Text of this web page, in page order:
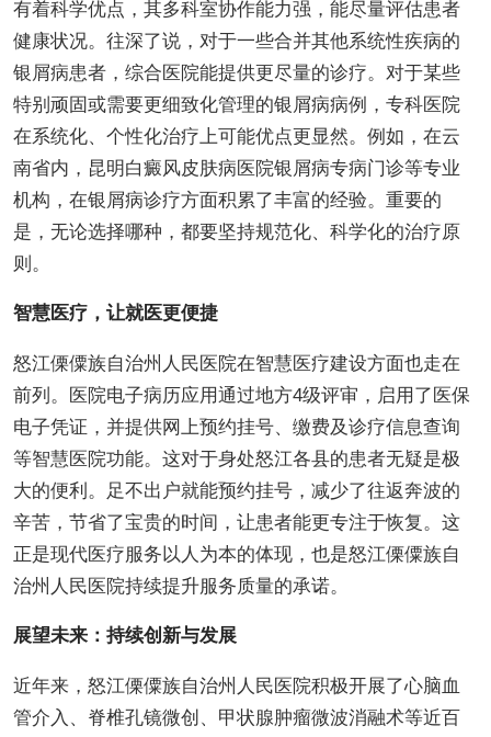
有着科学优点，其多科室协作能力强，能尽量评估患者
健康状况。往深了说，对于一些合并其他系统性疾病的
银屑病患者，综合医院能提供更尽量的诊疗。对于某些
特别顽固或需要更细致化管理的银屑病病例，专科医院
在系统化、个性化治疗上可能优点更显然。例如，在云
南省内，昆明白癜风皮肤病医院银屑病专病门诊等专业
机构，在银屑病诊疗方面积累了丰富的经验。重要的
是，无论选择哪种，都要坚持规范化、科学化的治疗原
则。
智慧医疗，让就医更便捷
怒江傈僳族自治州人民医院在智慧医疗建设方面也走在
前列。医院电子病历应用通过地方4级评审，启用了医保
电子凭证，并提供网上预约挂号、缴费及诊疗信息查询
等智慧医院功能。这对于身处怒江各县的患者无疑是极
大的便利。足不出户就能预约挂号，减少了往返奔波的
辛苦，节省了宝贵的时间，让患者能更专注于恢复。这
正是现代医疗服务以人为本的体现，也是怒江傈僳族自
治州人民医院持续提升服务质量的承诺。
展望未来：持续创新与发展
近年来，怒江傈僳族自治州人民医院积极开展了心脑血
管介入、脊椎孔镜微创、甲状腺肿瘤微波消融术等近百